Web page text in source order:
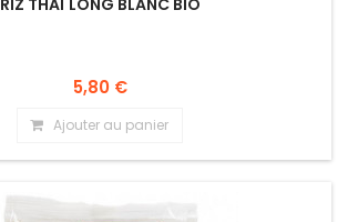
RIZ THAÏ LONG BLANC BIO
5,80 €
Ajouter au panier